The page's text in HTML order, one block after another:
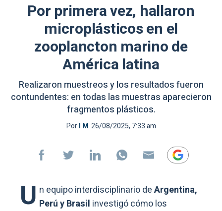
Por primera vez, hallaron
microplásticos en el
zooplancton marino de
América latina
Realizaron muestreos y los resultados fueron
contundentes: en todas las muestras aparecieron
fragmentos plásticos.
PorI M 26/08/2025, 7:33 am
U n equipo interdisciplinario deArgentina,
Perú y Brasil investigó cómo los